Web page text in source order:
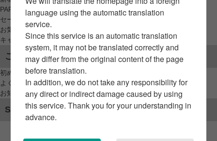
PARCO限定アイテムから探す
セールアイテムから探す
お気に入りから探す
キャンペーン/クーポン対象から探す
ご利用案内
初めてのお客様へ
よくあるご質問 / お問い合わせ
お知らせ
SNSアカウント
language using the automatic translation
service.
Since this service is an automatic translation
system, it may not be translated correctly and
may differ from the original content of the page
before translation.
In addition, we do not take any responsibility for
any direct or indirect damage caused by using
this service. Thank you for your understanding in
advance.